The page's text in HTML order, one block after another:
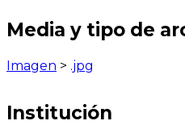
Media y tipo de
Imagen > .jpg
Institución